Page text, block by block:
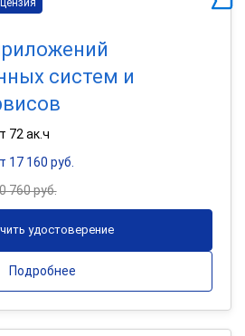
систем и
72 ак.ч
17 160 руб.
760 руб.
удостоверение
Подробнее